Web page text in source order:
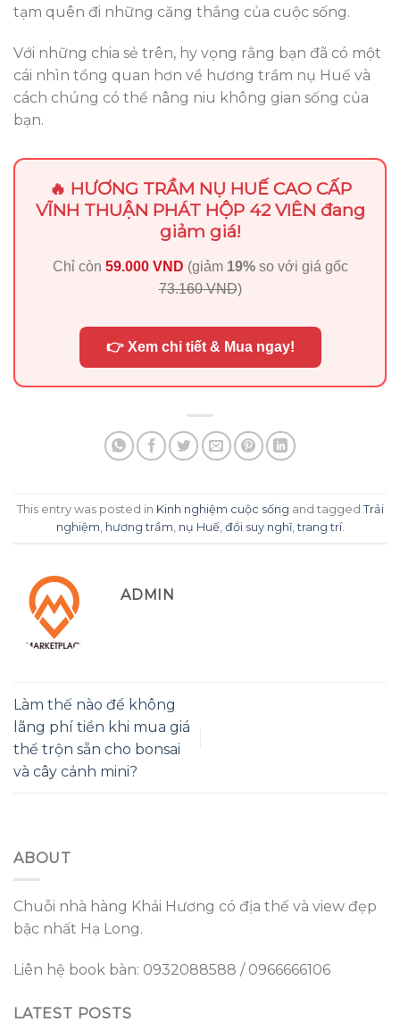
tạm quên đi những căng thẳng của cuộc sống.
Với những chia sẻ trên, hy vọng rằng bạn đã có một
cái nhìn tổng quan hơn về hương trầm nụ Huế và
cách chúng có thể nâng niu không gian sống của
bạn.
🔥 HƯƠNG TRẦM NỤ HUẾ CAO CẤP
VĨNH THUẬN PHÁT HỘP 42 VIÊN đang
giảm giá!
Chỉ còn 59.000 VND (giảm 19%so với giá gốc
73.160 VND)
👉 Xem chi tiết & Mua ngay!
This entry was posted in Kinh nghiệm cuộc sống and tagged Trải
nghiệm hương trầm nụ Huế đổi suy nghĩ,trang trí.
ADMIN
Làm thế nào để không
lãng phí tiền khi mua giá
thể trộn sẵn cho bonsai
và cây cảnh mini?
ABOUT
Chuỗi nhà hàng Khải Hương có địa thế và view đẹp
bậc nhất Hạ Long.
Liên hệ book bàn: 0932088588 / 0966666106
LATEST POSTS